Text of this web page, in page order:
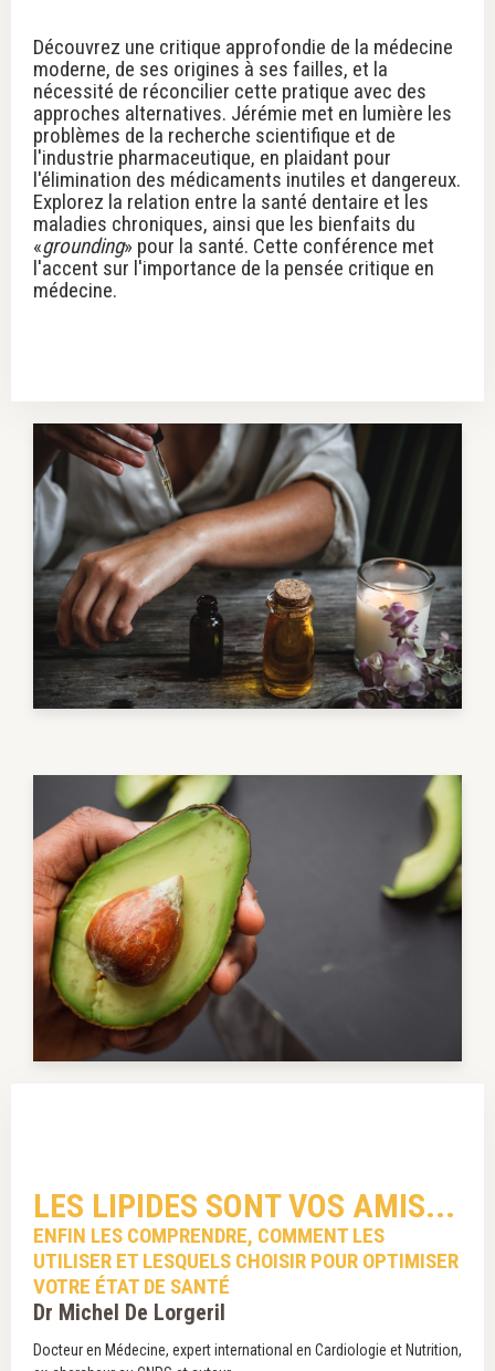
Découvrez une critique approfondie de la médecine
moderne, de ses origines à ses failles, et la
nécessité de réconcilier cette pratique avec des
approches alternatives. Jérémie met en lumière les
problèmes de la recherche scientifique et de
l'industrie pharmaceutique, en plaidant pour
l'élimination des médicaments inutiles et dangereux.
Explorez la relation entre la santé dentaire et les
maladies chroniques, ainsi que les bienfaits du
«grounding» pour la santé. Cette conférence met
l'accent sur l'importance de la pensée critique en
médecine.
LES LIPIDES SONT VOS AMIS...
ENFIN LES COMPRENDRE, COMMENT LES
UTILISER ET LESQUELS CHOISIR POUR OPTIMISER
VOTRE ÉTAT DE SANTÉ
Dr Michel De Lorgeril
Docteur en Médecine, expert international en Cardiologie et Nutrition,